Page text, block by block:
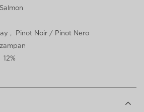
,
Pinot Noir / Pinot Nero
12%